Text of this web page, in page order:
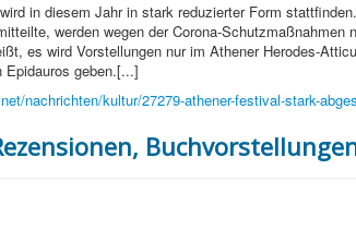
in diesem Jahr in stark reduzierter Form
werden wegen der Corona-Schutzmaßnahmen
es wird Vorstellungen nur im Athener Herodes-
Epidauros geben.[...]
nachrichten/kultur/27279-athener-festival-stark-